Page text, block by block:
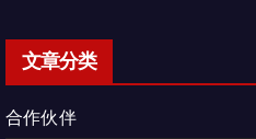
文章分类
合作伙伴